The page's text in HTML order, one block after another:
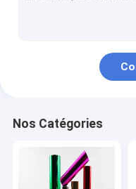
ALUMINIUM SANS
ALUMINIUM POUR
Nos Catégories